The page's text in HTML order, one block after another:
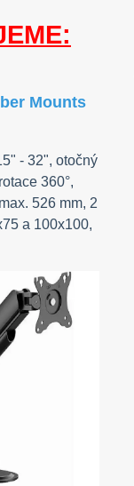
Mounts
- 32", otočný
360°,
526 mm, 2
a 100x100,